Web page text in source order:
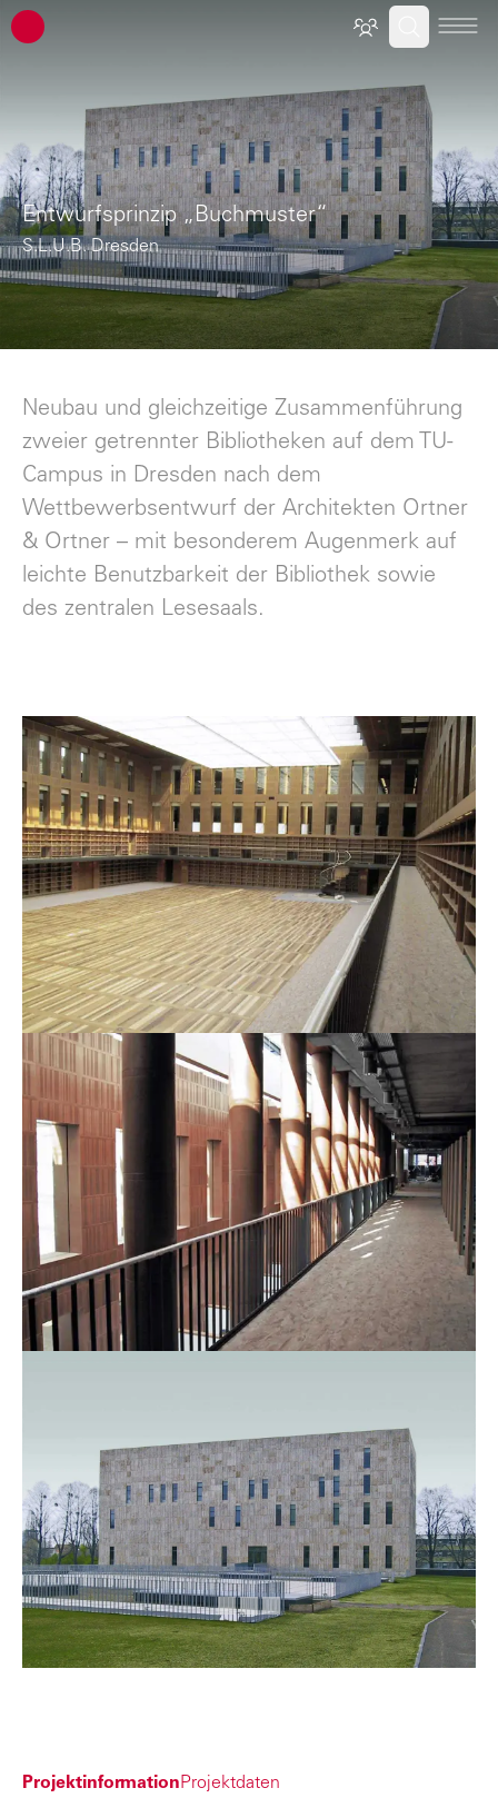
ATP Architekten Ingenieure
Entwurfsprinzip „Buchmuster“
S.L.U.B. Dresden
Neubau und gleichzeitige Zusammenführung
zweier getrennter Bibliotheken auf dem TU-
Campus in Dresden nach dem
Wettbewerbsentwurf der Architekten Ortner
& Ortner – mit besonderem Augenmerk auf
leichte Benutzbarkeit der Bibliothek sowie
des zentralen Lesesaals.
ProjektinformationProjektdaten